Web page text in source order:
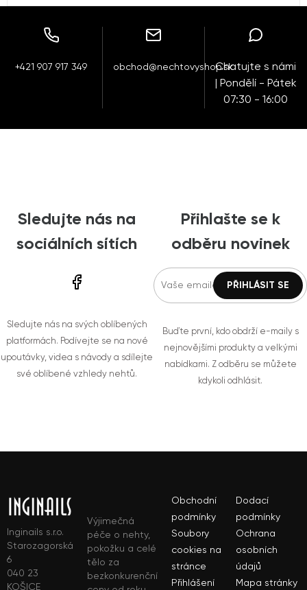
+421 907 917 349 obchod@nechtovyshop.skChatujte s námi
| Pondělí - Pátek
07:30 - 16:00
Sledujte nás na
sociálních sítích
Sledujte nás na svých oblíbených
platformách. Podívejte se na nové
upoutávky, videa s návody a sdílejte
své oblíbené vzhledy nehtů.
Přihlašte se k
odběru novinek
Buďte první, kdo obdrží e-maily s
nejnovějšími produkty a velkými
nabídkami. Z odběru se můžete
kdykoli odhlásit.
Inginails s.r.o.
Starozagorská
6
040 23
KOŠICE
Výjimečná
péče o nehty,
pokožku a celé
tělo za
bezkonkurenční
Obchodní
podmínky
Dodací
podmínky
Soubory
cookies na
stránce
Ochrana
osobních
údajů
Přihlášení
Mapa stránky